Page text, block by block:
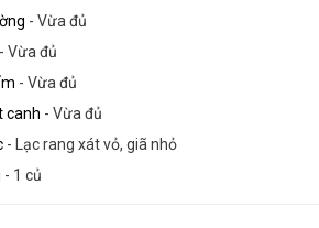
- Vừa đủ
- Vừa đủ
- Vừa đủ
canh - Vừa đủ
-
Lạc rang xát vỏ, giã nhỏ
- 1 củ